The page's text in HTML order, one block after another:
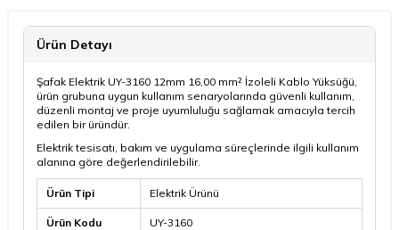
Ürün Detayı
Şafak Elektrik UY-3160 12mm 16,00 mm² İzoleli Kablo Yüksüğü,
ürün grubuna uygun kullanım senaryolarında güvenli kullanım,
düzenli montaj ve proje uyumluluğu sağlamak amacıyla tercih
edilen bir üründür.
Elektrik tesisatı, bakım ve uygulama süreçlerinde ilgili kullanım
alanına göre değerlendirilebilir.
Ürün Tipi Elektrik Ürünü
Ürün Kodu UY-3160